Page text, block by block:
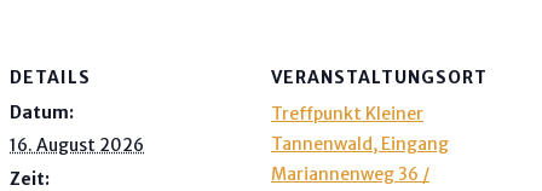
DETAILS
Datum:
16. August 2026
Zeit:
VERANSTALTUNGSORT
Treffpunkt Kleiner
Tannenwald, Eingang
Mariannenweg 36 /